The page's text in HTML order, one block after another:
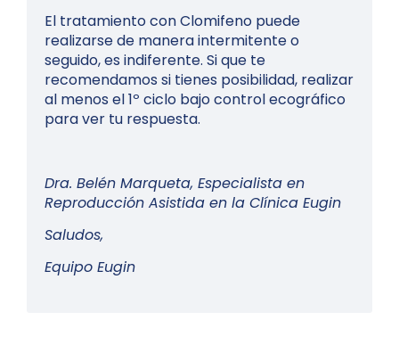
El tratamiento con Clomifeno puede
realizarse de manera intermitente o
seguido, es indiferente. Si que te
recomendamos si tienes posibilidad, realizar
al menos el 1º ciclo bajo control ecográfico
para ver tu respuesta.
Dra. Belén Marqueta, Especialista en
Reproducción Asistida en la Clínica Eugin
Saludos,
Equipo Eugin